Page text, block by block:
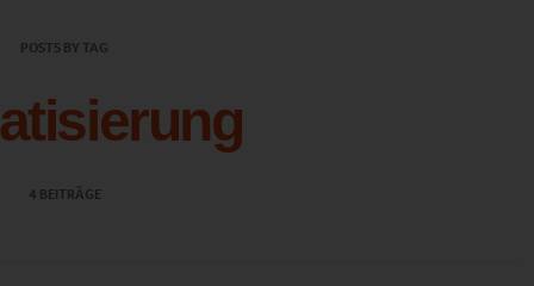
POSTS BY TAG
4 BEITRÄGE